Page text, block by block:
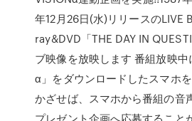
年12月26日(水)リリースのLIVE
ray&DVD「THE DAY IN
ブ映像を放映します 番組放映
α」をダウンロードしたスマホ
かざせば、スマホから番組の音
プレゼント企画へ応募すること